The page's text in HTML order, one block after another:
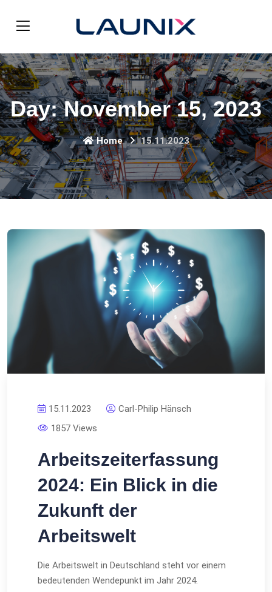
Day:November 15, 2023
Home 15.11.2023
15.11.2023
Carl-Philip Hänsch
1857 Views
Arbeitszeiterfassung
2024: Ein Blick in die
Zukunft der
Arbeitswelt
Die Arbeitswelt in Deutschland steht vor einem
bedeutenden Wendepunkt im Jahr 2024.